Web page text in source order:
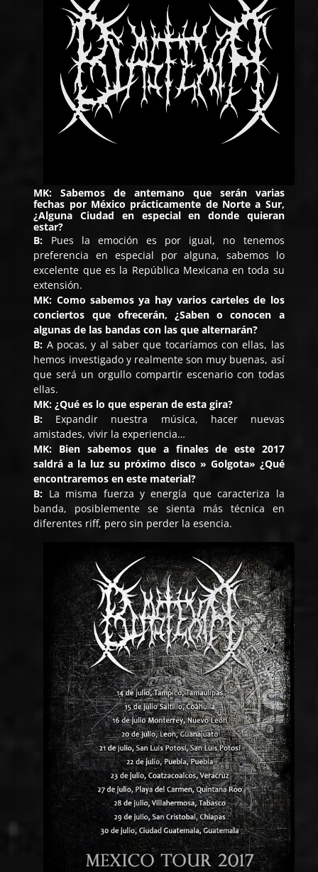
MK: Sabemos de antemano que serán varias
fechas por México prácticamente de Norte a Sur,
¿Alguna Ciudad en especial en donde quieran
estar?
B: Pues la emoción es por igual, no tenemos
preferencia en especial por alguna, sabemos lo
excelente que es la República Mexicana en toda su
extensión.
MK: Como sabemos ya hay varios carteles de los
conciertos que ofrecerán, ¿Saben o conocen a
algunas de las bandas con las que alternarán?
B: A pocas, y al saber que tocaríamos con ellas, las
hemos investigado y realmente son muy buenas, así
que será un orgullo compartir escenario con todas
ellas.
MK: ¿Qué es lo que esperan de esta gira?
B: Expandir nuestra música, hacer nuevas
amistades, vivir la experiencia…
MK: Bien sabemos que a finales de este 2017
saldrá a la luz su próximo disco » Golgota» ¿Qué
encontraremos en este material?
B: La misma fuerza y energía que caracteriza la
banda, posiblemente se sienta más técnica en
diferentes riff, pero sin perder la esencia.